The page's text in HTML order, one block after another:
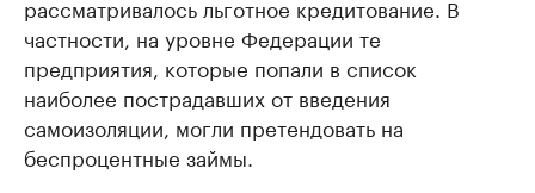
рассматривалось льготное кредитование. В
частности, на уровне Федерации те
предприятия, которые попали в список
наиболее пострадавших от введения
самоизоляции, могли претендовать на
беспроцентные займы.